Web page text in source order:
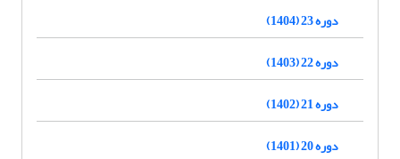
دوره 23 (1404)
دوره 22 (1403)
دوره 21 (1402)
دوره 20 (1401)